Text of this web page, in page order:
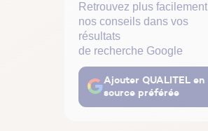
Retrouvez plus facilement
nos conseils dans vos
résultats
de recherche Google
Ajouter QUALITEL en
source préférée